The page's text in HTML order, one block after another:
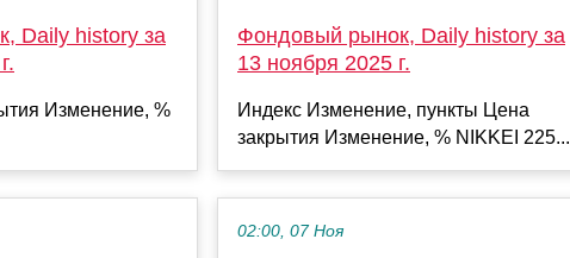
Daily history за
Изменение, %
Фондовый рынок, Daily history за
13 ноября 2025 г.
Индекс Изменение, пункты Цена
закрытия Изменение, % NIKKEI 225...
02:00, 07 Ноя